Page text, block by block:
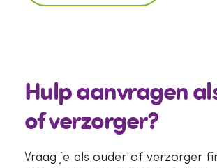
Hulp aanvragen
of verzorger?
Vraag je als ouder of verzorger